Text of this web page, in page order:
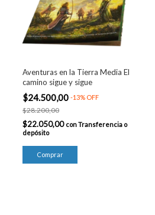
Aventuras en la Tierra Media El
camino sigue y sigue
$24.500,00 -13% OFF
$28.200,00
$22.050,00 conTransferencia o
depósito